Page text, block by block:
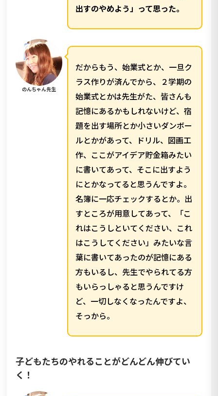
出すのやめよう」って思った。
のんちゃん先生
だからもう、始業式とか、一旦ク
ラス作りが済んでから、２学期の
始業式とかは先生がた、皆さんも
記憶にあるかもしれないけど、宿
題を出す場所とか小さいダンボー
ルとかがあって、ドリル、図画工
作、ここがアイデア貯金箱みたい
に書いてあって、そこに出すよう
にとかなってると思うんですよ。
名簿に一応チェックするとか。出
すところが用意してあって、「こ
れはこうしといてください、これ
はこうしてください」みたいな言
葉に書いてあったのが記憶にある
方もいるし、先生でやられてる方
もいらっしゃると思うんですけ
ど、一切しなくなったんですよ、
そっから。
子どもたちのやれることがどんどん伸びてい
く！